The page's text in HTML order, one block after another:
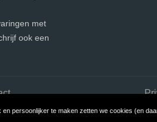
persoonlijker te maken zetten we cookies (en
met
ook een
Copyright ©